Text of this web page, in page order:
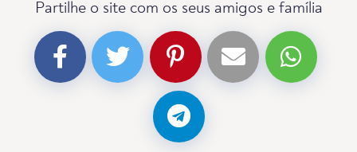
Partilhe o site com os seus amigos e família